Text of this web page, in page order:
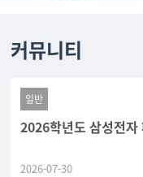
커뮤니티
일반
2026학년도 삼성전자
2026-07-30